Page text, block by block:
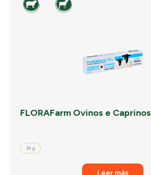
FLORAFarm Ovinos e Caprinos
34 g
Leer más